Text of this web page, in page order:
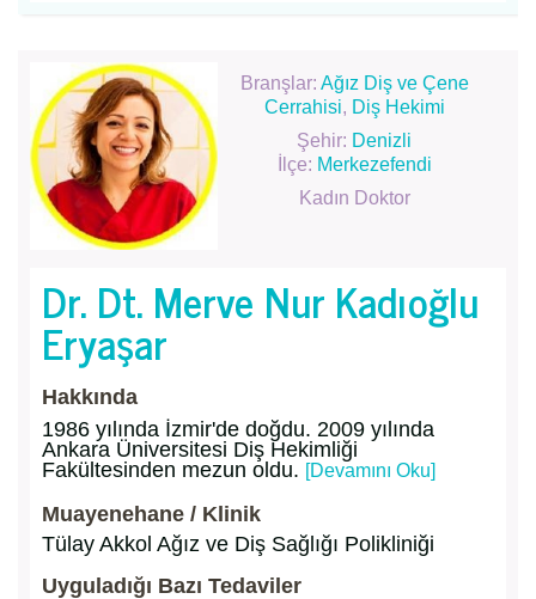
Branşlar: Ağız Diş ve Çene
Cerrahisi, Diş Hekimi
Şehir: Denizli
İlçe: Merkezefendi
Kadın Doktor
Dr. Dt. Merve Nur Kadıoğlu
Eryaşar
Hakkında
1986 yılında İzmir'de doğdu. 2009 yılında
Ankara Üniversitesi Diş Hekimliği
Fakültesinden mezun oldu. [Devamını Oku]
Muayenehane / Klinik
Tülay Akkol Ağız ve Diş Sağlığı Polikliniği
Uyguladığı Bazı Tedaviler